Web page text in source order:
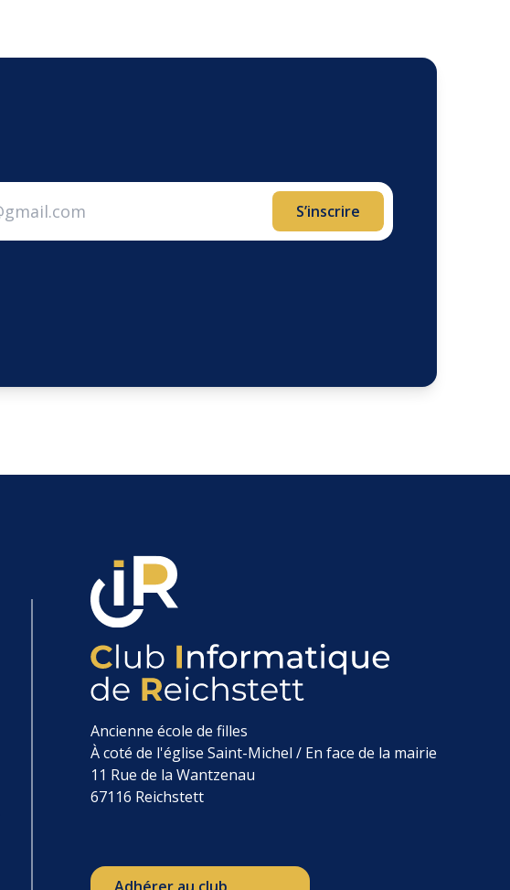
S’inscrire
Ancienne école de filles
À coté de l'église Saint-Michel / En face de la mairie
11 Rue de la Wantzenau
67116 Reichstett